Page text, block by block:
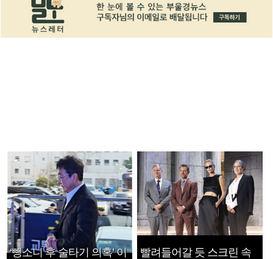
‘뺑소니 후 술타기 의혹’ 이
빨려들어갈 듯 스크린 속